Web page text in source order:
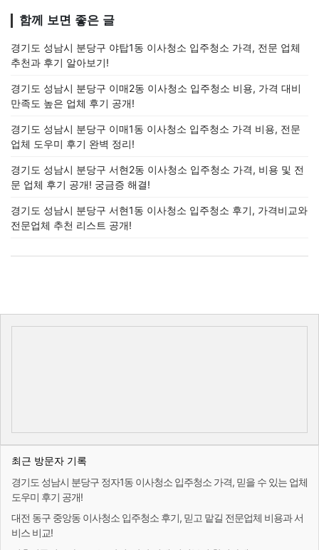
함께 보면 좋은 글
경기도 성남시 분당구 야탑1동 이사청소 입주청소 가격, 전문 업체
추천과 후기 알아보기!
경기도 성남시 분당구 이매2동 이사청소 입주청소 비용, 가격 대비
만족도 높은 업체 후기 공개!
경기도 성남시 분당구 이매1동 이사청소 입주청소 가격 비용, 전문
업체 도우미 후기 완벽 정리!
경기도 성남시 분당구 서현2동 이사청소 입주청소 가격, 비용 및 전
문 업체 후기 공개! 궁금증 해결!
경기도 성남시 분당구 서현1동 이사청소 입주청소 후기, 가격비교와
전문업체 추천 리스트 공개!
최근 방문자 기록
경기도 성남시 분당구 정자1동 이사청소 입주청소 가격, 믿을 수 있는 업체
도우미 후기 공개!
대전 동구 중앙동 이사청소 입주청소 후기, 믿고 맡길 전문업체 비용과 서
비스 비교!